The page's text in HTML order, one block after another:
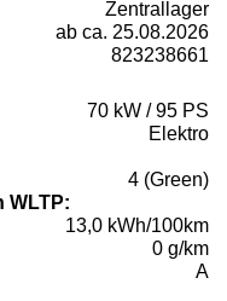
Zentrallager
ab ca. 25.08.2026
823238661
70 kW / 95 PS
Elektro
4 (Green)
WLTP:
13,0 kWh/100km
0 g/km
A